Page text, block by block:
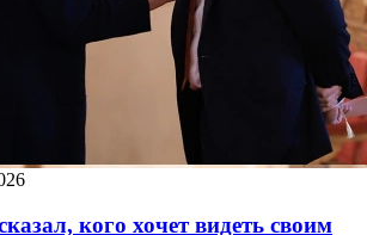
кого хочет видеть своим